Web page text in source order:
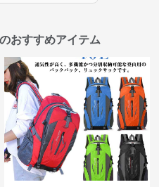
おすすめアイテム